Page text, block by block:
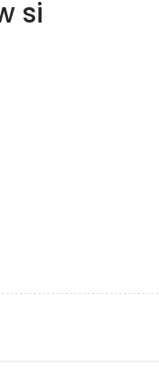
si